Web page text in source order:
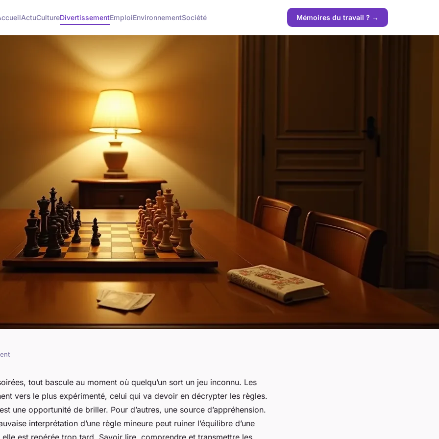
ActuCultureDivertissementEmploiEnvironnementSociété Mémoires du travail ? →
de jeux pour
tout bascule au moment où quelqu’un sort un jeu inconnu. Les
vers le plus expérimenté, celui qui va devoir en décrypter les règles.
une opportunité de briller. Pour d’autres, une source d’appréhension.
interprétation d’une règle mineure peut ruiner l’équilibre d’une
est repérée trop tard. Savoir lire, comprendre et transmettre les